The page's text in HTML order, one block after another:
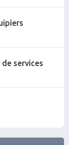
services